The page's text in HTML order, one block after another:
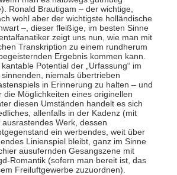
Ronald Brautigam – der wichtige,
wohl aber der wichtigste holländische
–, dieser fleißige, im besten Sinne
zeigt uns nun, wie man mit
Transkription zu einem rundherum
Ergebnis kommen kann.
Potential der „Urfassung“ im
niemals übertrieben
in Erinnerung zu halten – und
die Möglichkeiten eines originellen
diesen Umständen handelt es sich
allenfalls in der Kadenz (mit
Werk, dessen
ein werbendes, weit über
Linienspiel bleibt, ganz im Sinne
ausufernden Gesangszene mit
Romantik (sofern man bereit ist, das
Freiluftgewerbe zuzuordnen).